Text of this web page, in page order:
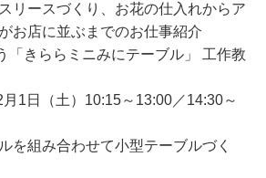
ースづくり、お花の仕入れからア
お店に並ぶまでのお仕事紹介
「きららミニみにテーブル」 工作教
日（土）10:15～13:00／14:30～
組み合わせて小型テーブルづく